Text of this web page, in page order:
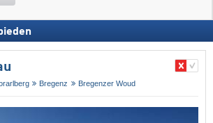
Bregenz Bregenzer Woud